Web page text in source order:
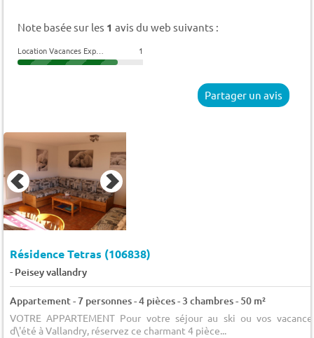
Note basée sur les 1 avis du web suivants :
1
Partager un avis
Résidence Tetras (106838)
- Peisey vallandry
Appartement - 7 personnes - 4 pièces - 3 chambres - 50 m²
VOTRE APPARTEMENT Pour votre séjour au ski ou vos
d\'été à Vallandry, réservez ce charmant 4 pièce...